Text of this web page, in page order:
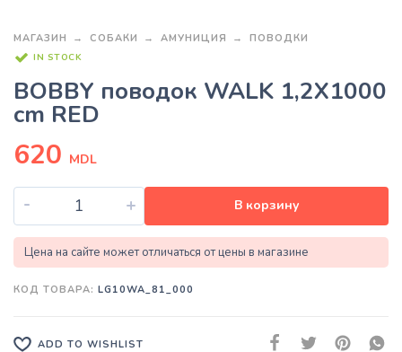
МАГАЗИН СОБАКИ АМУНИЦИЯ ПОВОДКИ
IN STOCK
BOBBY поводок WALK 1,2X1000
cm RED
620 MDL
- + В корзину
Цена на сайте может отличаться от цены в магазине
КОД ТОВАРА: LG10WA_81_000
ADD TO WISHLIST